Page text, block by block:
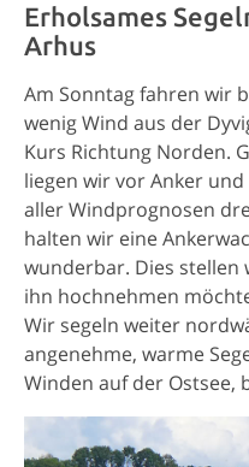
Erholsames
Arhus
Am Sonntag fahren wir
wenig Wind aus der
Kurs Richtung Norden.
liegen wir vor Anker
aller Windprognosen
halten wir eine
wunderbar. Dies stellen
ihn hochnehmen
Wir segeln weiter
angenehme, warme
Winden auf der Ostsee,